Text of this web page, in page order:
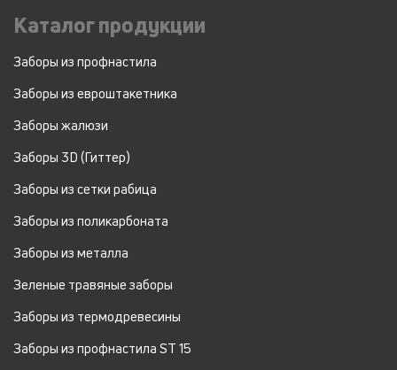
Каталог продукции
Заборы из профнастила
Заборы из евроштакетника
Заборы жалюзи
Заборы 3D (Гиттер)
Заборы из сетки рабица
Заборы из поликарбоната
Заборы из металла
Зеленые травяные заборы
Заборы из термодревесины
Заборы из профнастила ST 15